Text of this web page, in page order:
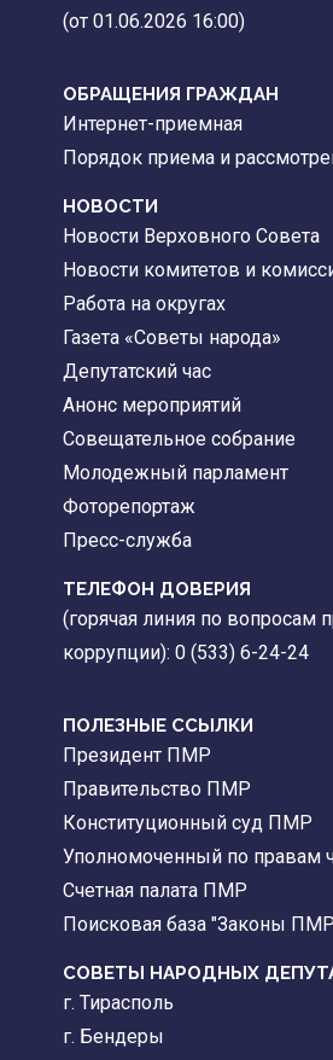
(от 01.06.2026 16:00)
ОБРАЩЕНИЯ ГРАЖДАН
Интернет-приемная
Порядок приема и
НОВОСТИ
Новости Верховного Совета
Новости комитетов и
Работа на округах
Газета «Советы народа»
Депутатский час
Анонс мероприятий
Совещательное собрание
Молодежный парламент
Фоторепортаж
Пресс-служба
ТЕЛЕФОН ДОВЕРИЯ
(горячая линия по вопросам
коррупции): 0 (533) 6-24-24
ПОЛЕЗНЫЕ ССЫЛКИ
Президент ПМР
Правительство ПМР
Конституционный суд ПМР
Уполномоченный по правам
Счетная палата ПМР
Поисковая база "Законы
СОВЕТЫ НАРОДНЫХ
г. Тирасполь
г. Бендеры